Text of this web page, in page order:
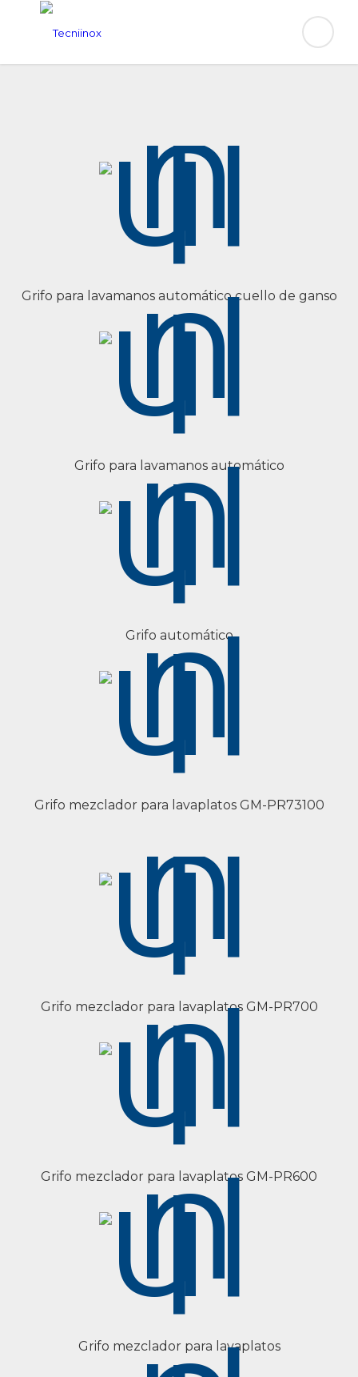
Grifo para lavamanos automático cuello de ganso
Grifo para lavamanos automático
Grifo automático
Grifo mezclador para lavaplatos GM-PR73100
Grifo mezclador para lavaplatos GM-PR700
Grifo mezclador para lavaplatos GM-PR600
Grifo mezclador para lavaplatos